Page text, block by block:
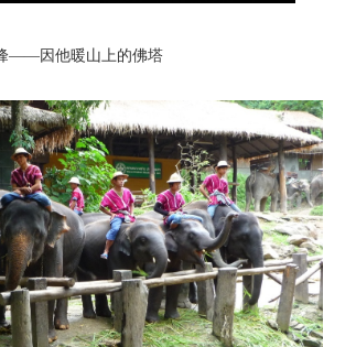
——因他暖山上的佛塔